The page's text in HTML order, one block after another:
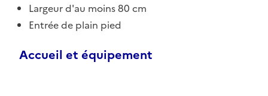
Largeur d'au moins 80 cm
Entrée de plain pied
Accueil et équipement